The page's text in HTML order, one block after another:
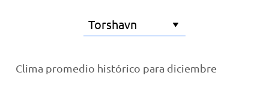
Clima promedio histórico para diciembre